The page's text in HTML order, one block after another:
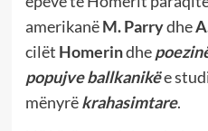
amerikanë M. Parrydhe
cilët Homerindhe
popujve ballkanikëe
mënyrë krahasimtare.